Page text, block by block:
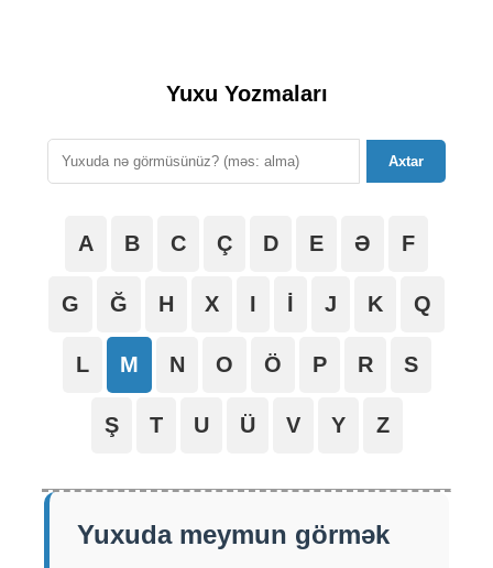
Yuxu Yozmaları
Axtar
A B C Ç D E Ə F
G Ğ H X I İ J K Q
L M N O Ö P R S
Ş T U Ü V Y Z
Yuxuda meymun görmək